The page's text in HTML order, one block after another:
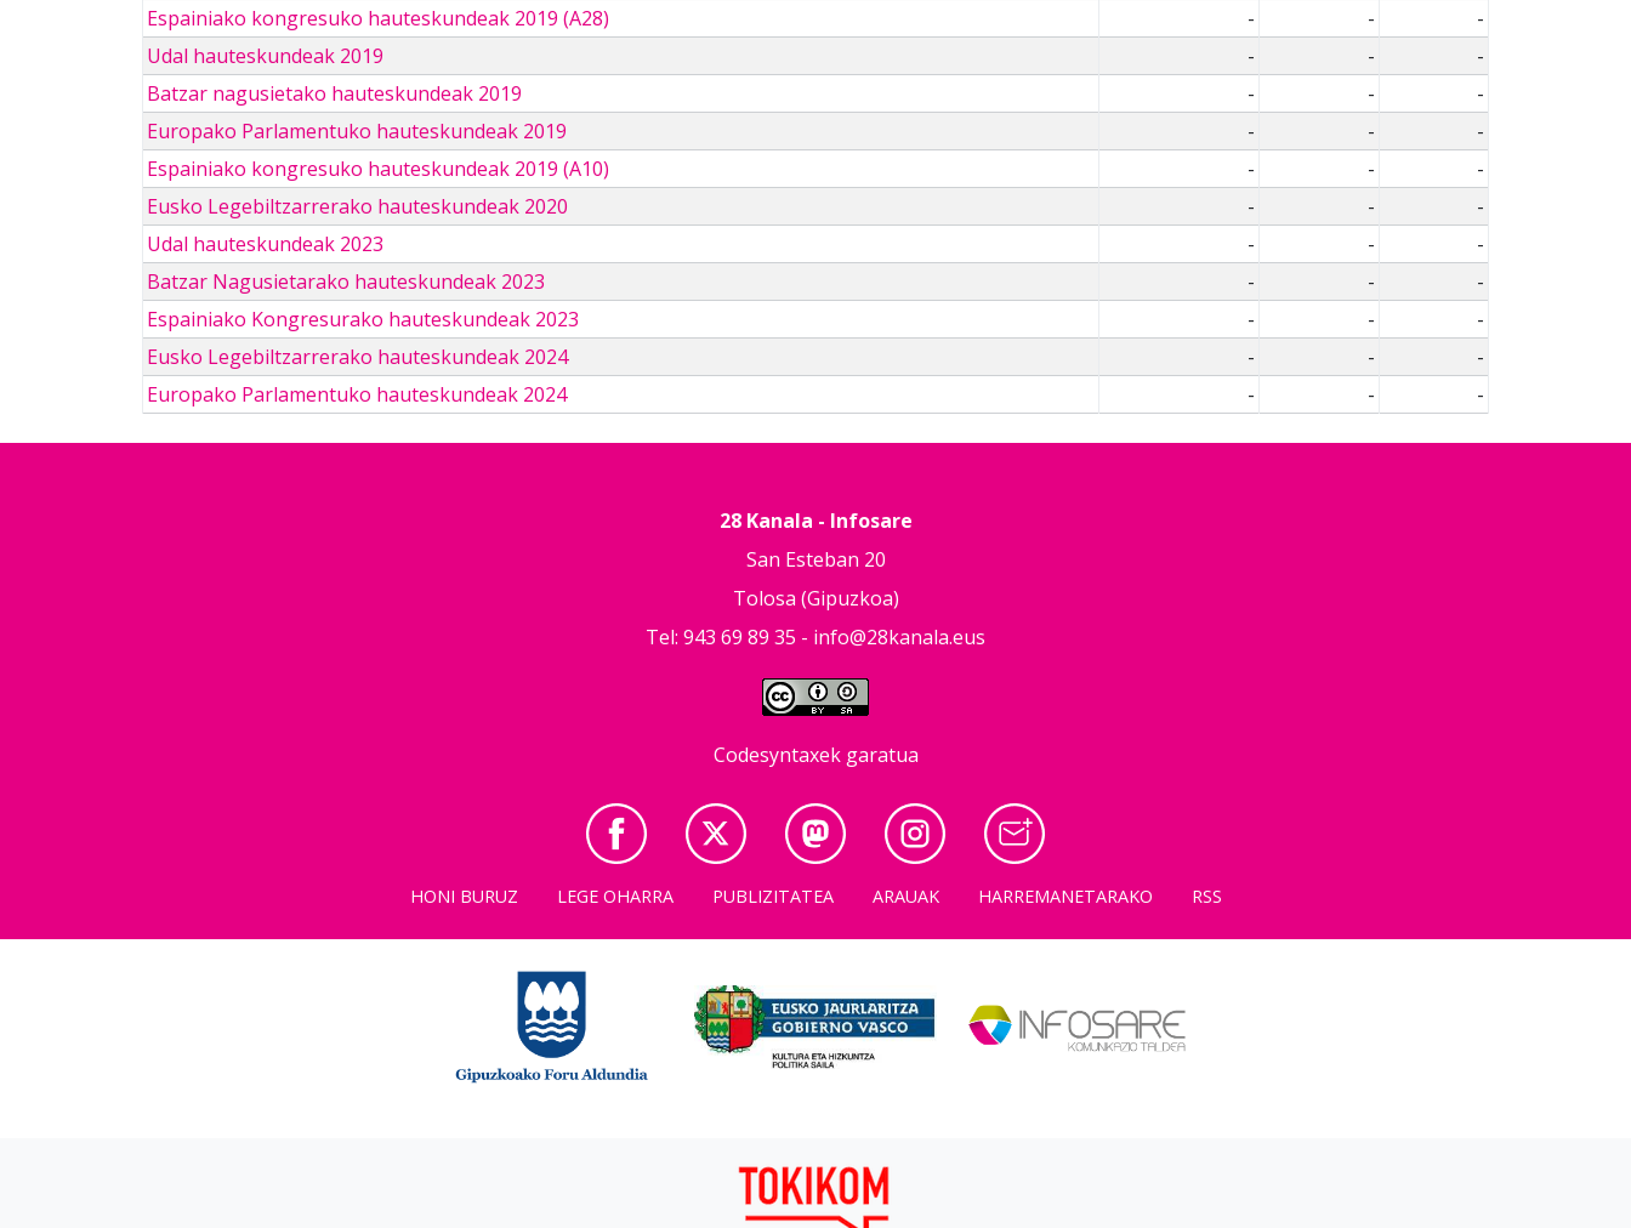
Espainiako kongresuko hauteskundeak 2019 (A28)
- -
-
Udal hauteskundeak 2019
- -
-
Batzar nagusietako hauteskundeak 2019
- -
-
Europako Parlamentuko hauteskundeak 2019
- -
-
Espainiako kongresuko hauteskundeak 2019 (A10)
- -
-
Eusko Legebiltzarrerako hauteskundeak 2020
- -
-
Udal hauteskundeak 2023
- -
-
Batzar Nagusietarako hauteskundeak 2023
- -
-
Espainiako Kongresurako hauteskundeak 2023
- -
-
Eusko Legebiltzarrerako hauteskundeak 2024
- -
-
Europako Parlamentuko hauteskundeak 2024
- - -
28 Kanala - Infosare
San Esteban 20
Tolosa (Gipuzkoa)
Tel: 943 69 89 35 - info@28kanala.eus
Codesyntaxek garatua
HONI BURUZ LEGE OHARRA PUBLIZITATEA ARAUAK HARREMANETARAKO RSS